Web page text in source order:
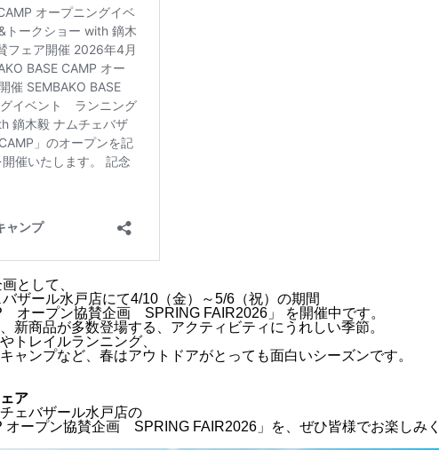
として、
ザール水戸店にて4/10（金）～5/6（祝）の期間
オープン協賛企画 SPRING FAIR2026」 を開催中です。
新商品が多数登場する、アクティビティにうれしい季節。
トレイルランニング、
ャンプなど、春はアウトドアがとっても面白いシーズンです。
ア
ェバザール水戸店の
ープン協賛企画 SPRING FAIR2026」を、ぜひ皆様でお楽しみ